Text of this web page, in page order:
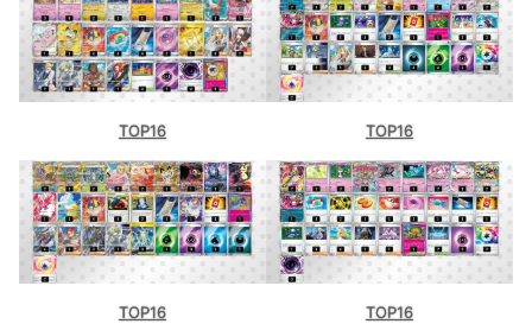
TOP16 TOP16
TOP16 TOP16